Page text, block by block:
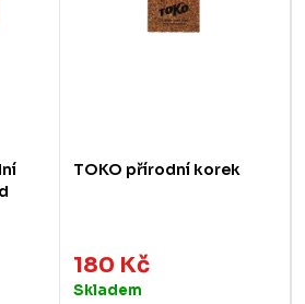
TOKO přírodní korek
180 Kč
Skladem